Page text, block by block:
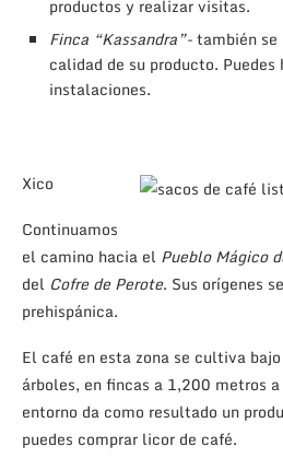
productos y realizar visitas.
Finca “Kassandra”-también
calidad de su producto. Puedes
instalaciones.
Xico
Continuamos
el camino hacia el Pueblo Mágico
del Cofre de Perote. Sus orígenes
prehispánica.
El café en esta zona se cultiva
árboles, en fincas a 1,200 metros
entorno da como resultado un
puedes comprar licor de café.